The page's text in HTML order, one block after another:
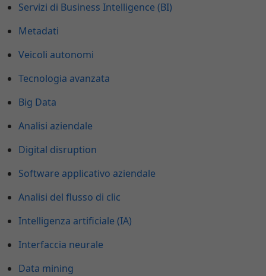
Servizi di Business Intelligence (BI)
Metadati
Veicoli autonomi
Tecnologia avanzata
Big Data
Analisi aziendale
Digital disruption
Software applicativo aziendale
Analisi del flusso di clic
Intelligenza artificiale (IA)
Interfaccia neurale
Data mining